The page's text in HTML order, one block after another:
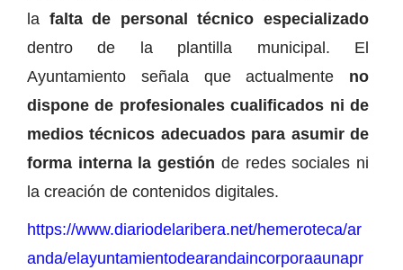
la falta de personal técnico especializado
dentro de la plantilla municipal. El
Ayuntamiento señala que actualmente no
dispone de profesionales cualificados ni de
medios técnicos adecuados para asumir de
forma interna la gestión de redes sociales ni
la creación de contenidos digitales.
https://www.diariodelaribera.net/hemeroteca/ar
anda/elayuntamientodearandaincorporaaunapr